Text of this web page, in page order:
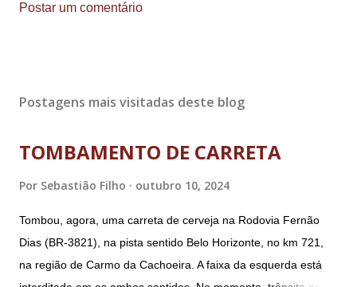
Postar um comentário
Postagens mais visitadas deste blog
TOMBAMENTO DE CARRETA
Por Sebastião Filho outubro 10, 2024
Tombou, agora, uma carreta de cerveja na Rodovia Fernão
Dias (BR-3821), na pista sentido Belo Horizonte, no km 721,
na região de Carmo da Cachoeira. A faixa da esquerda está